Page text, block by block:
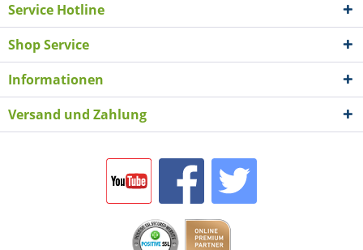
Service Hotline
Shop Service
Informationen
Versand und Zahlung